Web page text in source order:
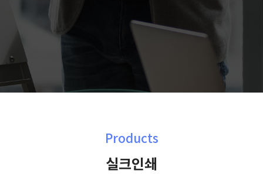
Products
실크인쇄